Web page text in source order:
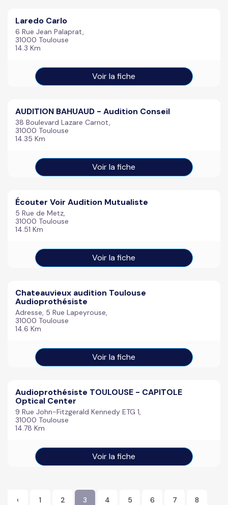
Laredo Carlo
6 Rue Jean Palaprat,
31000 Toulouse
14.3 Km
Voir la fiche
AUDITION BAHUAUD - Audition Conseil
38 Boulevard Lazare Carnot,
31000 Toulouse
14.35 Km
Voir la fiche
Écouter Voir Audition Mutualiste
5 Rue de Metz,
31000 Toulouse
14.51 Km
Voir la fiche
Chateauvieux audition Toulouse
Audioprothésiste
Adresse, 5 Rue Lapeyrouse,
31000 Toulouse
14.6 Km
Voir la fiche
Audioprothésiste TOULOUSE - CAPITOLE
Optical Center
9 Rue John-Fitzgerald Kennedy ETG 1,
31000 Toulouse
14.78 Km
Voir la fiche
‹ 1 2 3 4 5 6 7 8